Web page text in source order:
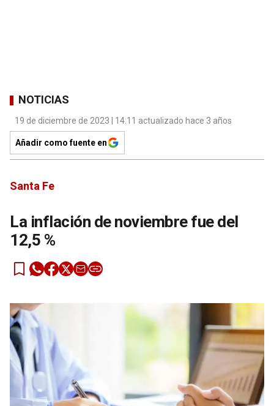
NOTICIAS
19 de diciembre de 2023 | 14:11 actualizado hace 3 años
Añadir como fuente en
Santa Fe
La inflación de noviembre fue del
12,5 %